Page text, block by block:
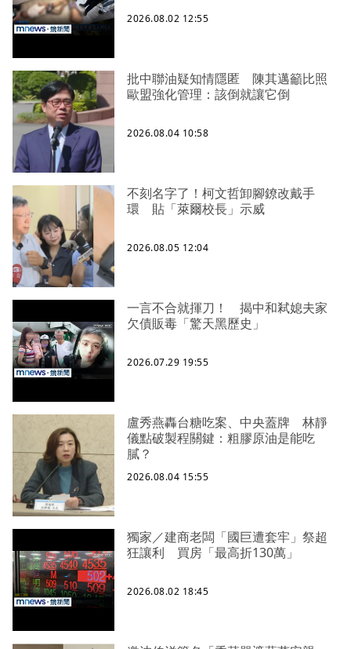
2026.08.02 12:55
批中聯油疑知情隱匿 陳其邁籲比照
歐盟強化管理：該倒就讓它倒
2026.08.04 10:58
不刻名字了！柯文哲卸腳鐐改戴手
環 貼「萊爾校長」示威
2026.08.05 12:04
一言不合就揮刀！ 揭中和弒媳夫家
欠債販毒「驚天黑歷史」
2026.07.29 19:55
盧秀燕轟台糖吃案、中央蓋牌 林靜
儀點破製程關鍵：粗膠原油是能吃
膩？
2026.08.04 15:55
獨家／建商老闆「國巨遭套牢」祭超
狂讓利 買房「最高折130萬」
2026.08.02 18:45